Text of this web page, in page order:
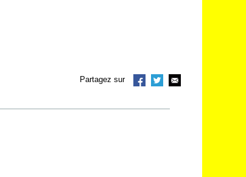
Partagez sur